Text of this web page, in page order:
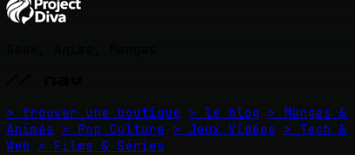
> trouver une boutique > le blog > Mangas &
Animés
> Pop Culture > Jeux Vidéos
> Tech &
Web > Films & Séries